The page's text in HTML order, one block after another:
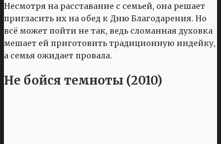
Несмотря на расставание с семьей, она решает
пригласить их на обед к Дню Благодарения. Но
всё может пойти не так, ведь сломанная духовка
мешает ей приготовить традиционную индейку,
а семья ожидает провала.
Не бойся темноты (2010)